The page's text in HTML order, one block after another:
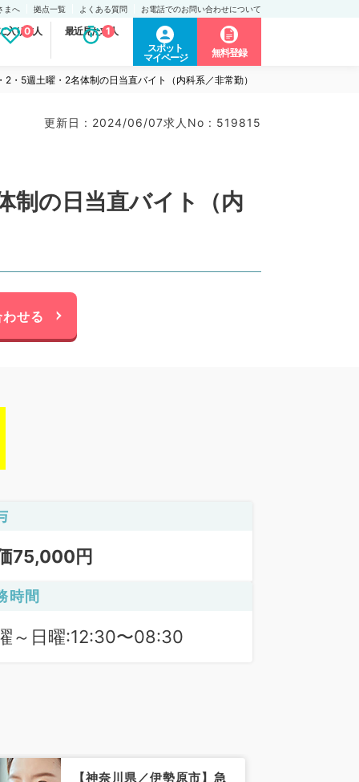
まへ 拠点一覧 よくある質問 お電話でのお問い合わせについて
入り求人
0 最近見た求人
1
スポット
マイページ
無料登録
・5週土曜・2名体制の日当直バイト（内科系／非常勤）
更新日 : 2024/06/07求人No : 519815
制の日当直バイト（内
せる
75,000円
時間
～日曜:12:30〜08:30
【神奈川県／伊勢原市】急